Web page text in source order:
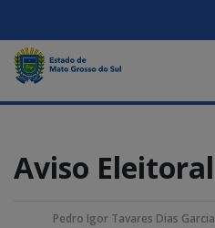
Aviso Eleitoral
Pedro Igor Tavares Dias Garcia